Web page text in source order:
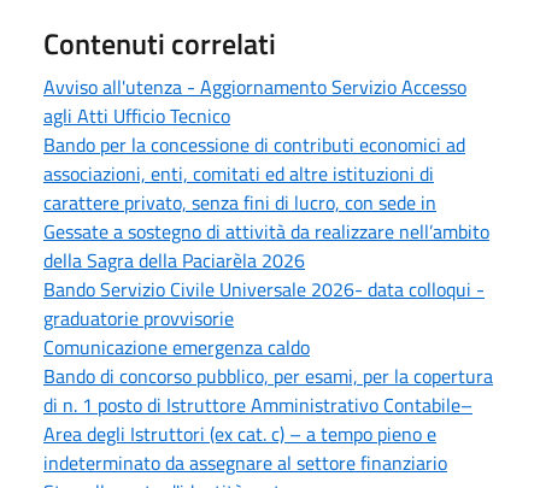
Contenuti correlati
Avviso all'utenza - Aggiornamento Servizio Accesso
agli Atti Ufficio Tecnico
Bando per la concessione di contributi economici ad
associazioni, enti, comitati ed altre istituzioni di
carattere privato, senza fini di lucro, con sede in
Gessate a sostegno di attività da realizzare nell’ambito
della Sagra della Paciarèla 2026
Bando Servizio Civile Universale 2026- data colloqui -
graduatorie provvisorie
Comunicazione emergenza caldo
Bando di concorso pubblico, per esami, per la copertura
di n. 1 posto di Istruttore Amministrativo Contabile–
Area degli Istruttori (ex cat. c) – a tempo pieno e
indeterminato da assegnare al settore finanziario